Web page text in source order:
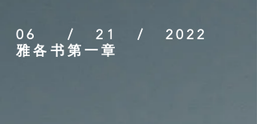
06 / 21 / 2022
雅各书第一章